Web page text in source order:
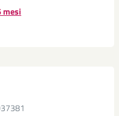
mesi